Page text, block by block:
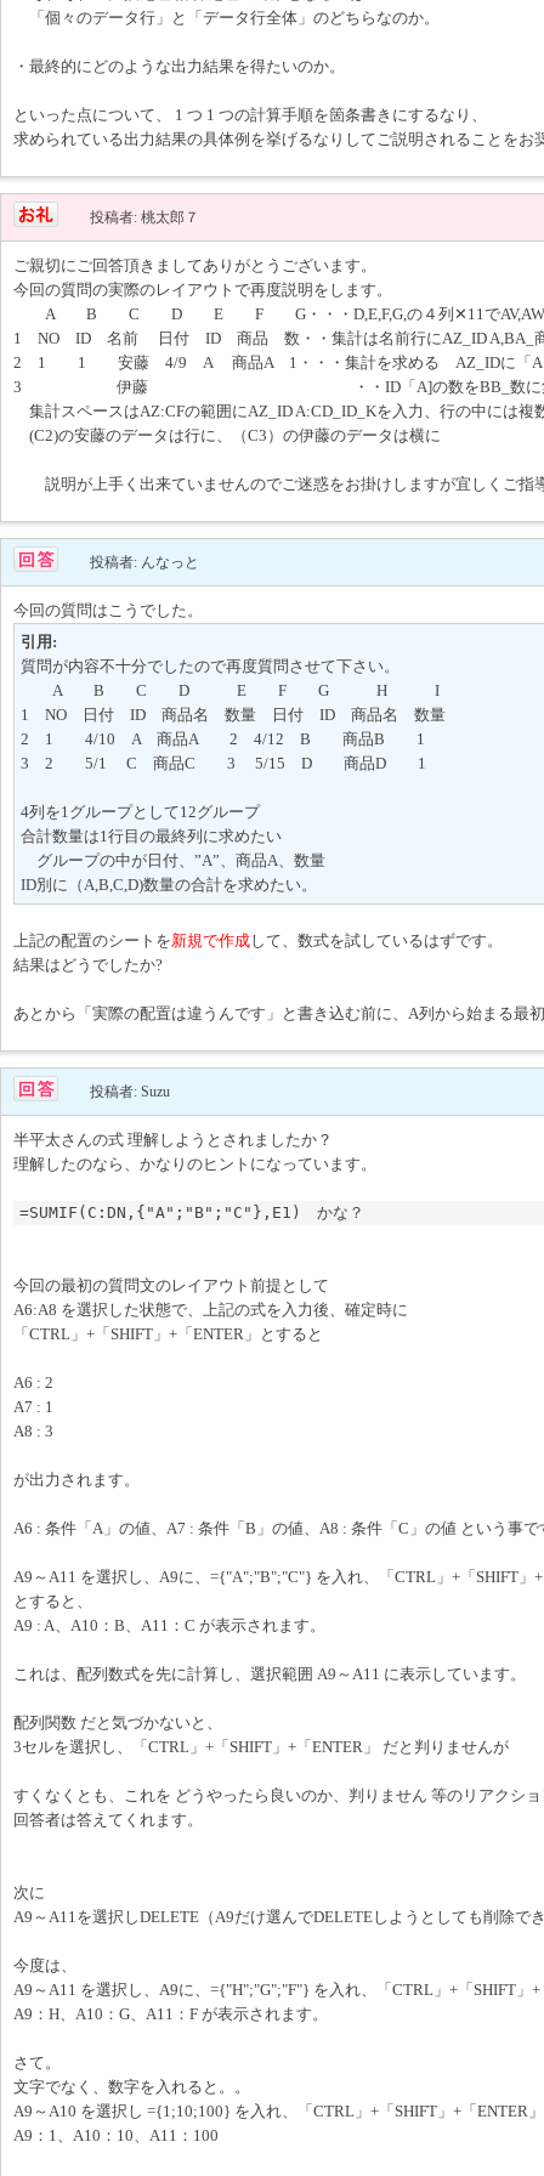
「個々のデータ行」と「データ行全体」のどちらなのか。
・最終的にどのような出力結果を得たいのか。
といった点について、 1 つ 1 つの計算手順を箇条書きにするなり、
求められている出力結果の具体例を挙げるなりしてご説明されることをお
投稿者: 桃太郎７
ご親切にご回答頂きましてありがとうございます。
今回の質問の実際のレイアウトで再度説明をします。
A B C D E F G・・・D,E,F,G,の４列✕11で
1 NO ID 名前 日付 ID 商品 数・・集計は名前行にAZ_ID A,BA_
2 1 1 安藤 4/9 A 商品A 1・・・集計を求める AZ_IDに「A」
3 伊藤 ・・ID「A]の数をBB_数に集計
集計スペースはAZ:CFの範囲にAZ_ID A:CD_ID_Kを入力、行の中には複
(C2)の安藤のデータは行に、（C3）の伊藤のデータは横に
説明が上手く出来ていませんのでご迷惑をお掛けしますが宜しくご指
投稿者: んなっと
今回の質問はこうでした。
引用:
質問が内容不十分でしたので再度質問させて下さい。
A B C D E F G H I
1 NO 日付 ID 商品名 数量 日付 ID 商品名 数量
2 1 4/10 A 商品A 2 4/12 B 商品B 1
3 2 5/1 C 商品C 3 5/15 D 商品D 1
4列を1グループとして12グループ
合計数量は1行目の最終列に求めたい
グループの中が日付、”A”、商品A、数量
ID別に（A,B,C,D)数量の合計を求めたい。
上記の配置のシートを新規で作成して、数式を試しているはずです。
結果はどうでしたか?
あとから「実際の配置は違うんです」と書き込む前に、A列から始まる最
投稿者: Suzu
半平太さんの式 理解しようとされましたか？
理解したのなら、かなりのヒントになっています。
=SUMIF(C:DN,{"A";"B";"C"},E1)　かな？
今回の最初の質問文のレイアウト前提として
A6:A8 を選択した状態で、上記の式を入力後、確定時に
「CTRL」+「SHIFT」+「ENTER」とすると
A6 : 2
A7 : 1
A8 : 3
が出力されます。
A6 : 条件「A」の値、A7 : 条件「B」の値、A8 : 条件「C」の値 という事で
A9～A11 を選択し、A9に、={"A";"B";"C"} を入れ、「CTRL」+「SHIFT」
とすると、
A9 : A、A10：B、A11：C が表示されます。
これは、配列数式を先に計算し、選択範囲 A9～A11 に表示しています。
配列関数 だと気づかないと、
3セルを選択し、「CTRL」+「SHIFT」+「ENTER」 だと判りませんが
すくなくとも、これを どうやったら良いのか、判りません 等のリアクシ
回答者は答えてくれます。
次に
A9～A11を選択しDELETE（A9だけ選んでDELETEしようとしても削除で
今度は、
A9～A11 を選択し、A9に、={"H";"G";"F"} を入れ、「CTRL」+「SHIFT」+
A9：H、A10：G、A11：F が表示されます。
さて。
文字でなく、数字を入れると。。
A9～A10 を選択し ={1;10;100} を入れ、「CTRL」+「SHIFT」+「ENTER」
A9：1、A10：10、A11：100